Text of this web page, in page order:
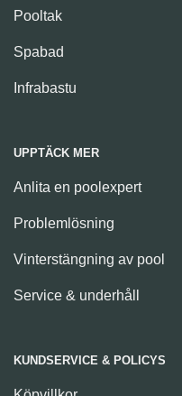
Pooltak
Spabad
Infrabastu
UPPTÄCK MER
Anlita en poolexpert
Problemlösning
Vinterstängning av pool
Service & underhåll
KUNDSERVICE & POLICYS